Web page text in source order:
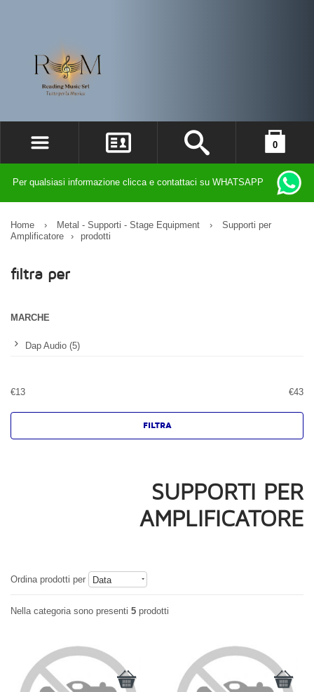
ACCEDI
REGISTRATI
0
Per qualsiasi informazione clicca e contattaci su WHATSAPP
Home › Metal - Supporti - Stage Equipment ›
Supporti per
Amplificatore
› prodotti
filtra per
MARCHE
Dap Audio (5)
€13 €43
SUPPORTI PER
AMPLIFICATORE
Ordina prodotti per Data
Nella categoria sono presenti 5 prodotti